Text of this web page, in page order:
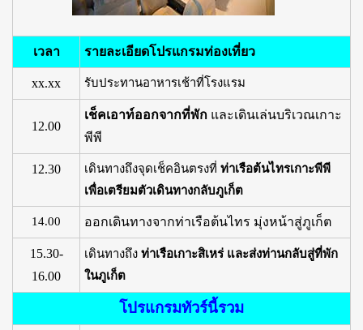
เวลา รายละเอียดโปรแกรมท่องเที่ยว
xx.xx รับประทานอาหารเช้าที่โรงแรม
12.00
เช็คเอาท์ออกจากที่พัก และเดินเล่นบริเวณเกาะ
พีพี
12.30 เดินทางถึงจุดเช็คอินตรงที่ ท่าเรือต้นไทรเกาะพีพี
เพื่อเตรียมตัวเดินทางกลับภูเก็ต
14.00 ออกเดินทางจากท่าเรือต้นไทร มุ่งหน้าสู่ภูเก็ต
15.30-
16.00
เดินทางถึง ท่าเรือเกาะสิเหร่ และส่งท่านกลับสู่ที่พัก
ในภูเก็ต
โปรแกรมทัวร์นี้รวม